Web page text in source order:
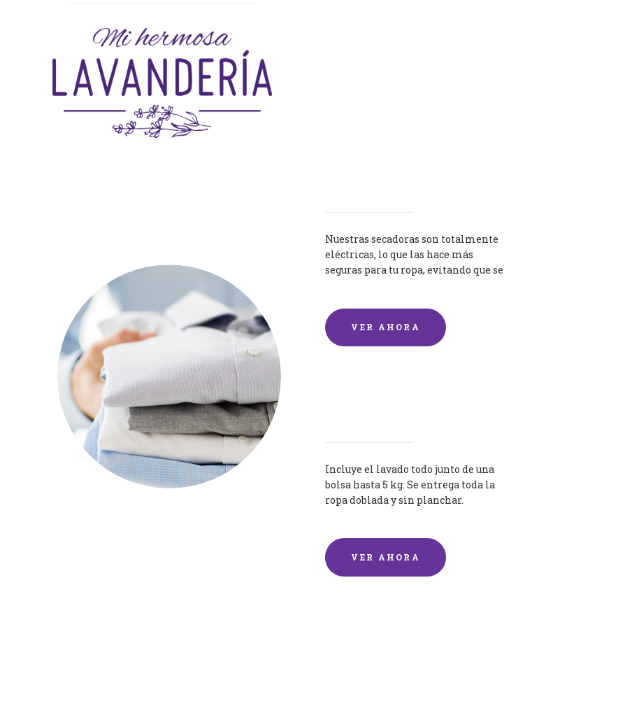
Nuestras secadoras son totalmente
eléctricas, lo que las hace más
seguras para tu ropa, evitando que se
VER AHORA
Incluye el lavado todo junto de una
bolsa hasta 5 kg. Se entrega toda la
ropa doblada y sin planchar.
VER AHORA